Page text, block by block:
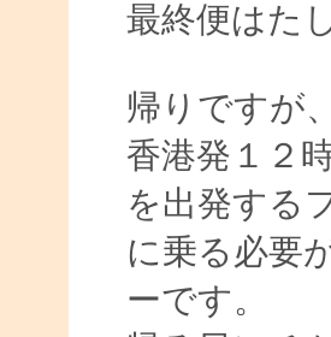
最終便はた
帰りですが、
香港発１２
を出発する
に乗る必要
ーです。